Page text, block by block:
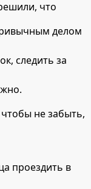
что
делом
следить за
не забыть,
проездить в